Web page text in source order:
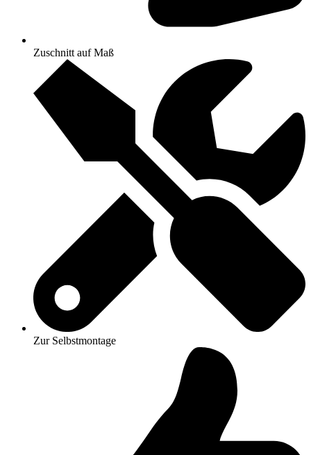
Zuschnitt auf Maß
Zur Selbstmontage